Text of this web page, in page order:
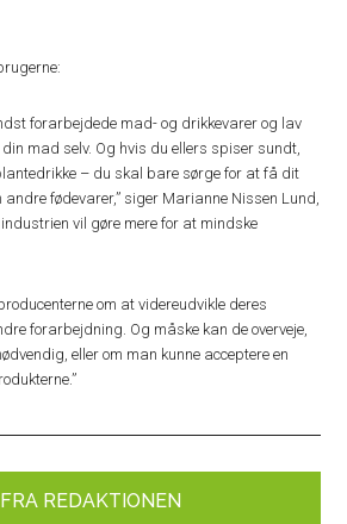
forarbejdede mad- og drikkevarer og lav
mad selv. Og hvis du ellers spiser sundt,
– du skal bare sørge for at få dit
fødevarer,” siger Marianne Nissen Lund,
vil gøre mere for at mindske
om at videreudvikle deres
forarbejdning. Og måske kan de overveje,
eller om man kunne acceptere en
REDAKTIONEN